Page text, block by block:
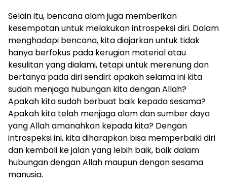
Selain itu, bencana alam juga memberikan
kesempatan untuk melakukan introspeksi diri. Dalam
menghadapi bencana, kita diajarkan untuk tidak
hanya berfokus pada kerugian material atau
kesulitan yang dialami, tetapi untuk merenung dan
bertanya pada diri sendiri: apakah selama ini kita
sudah menjaga hubungan kita dengan Allah?
Apakah kita sudah berbuat baik kepada sesama?
Apakah kita telah menjaga alam dan sumber daya
yang Allah amanahkan kepada kita? Dengan
introspeksi ini, kita diharapkan bisa memperbaiki diri
dan kembali ke jalan yang lebih baik, baik dalam
hubungan dengan Allah maupun dengan sesama
manusia.